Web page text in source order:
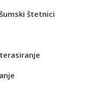
šumski štetnici
terasiranje